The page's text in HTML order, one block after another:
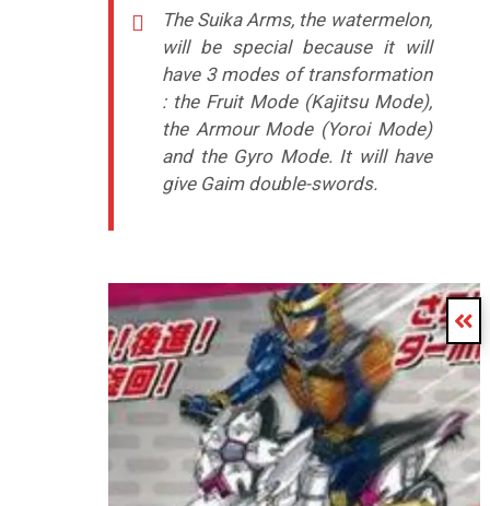
The Suika Arms, the watermelon,
will be special because it will
have 3 modes of transformation
: the Fruit Mode (Kajitsu Mode),
the Armour Mode (Yoroi Mode)
and the Gyro Mode. It will have
give Gaim double-swords.